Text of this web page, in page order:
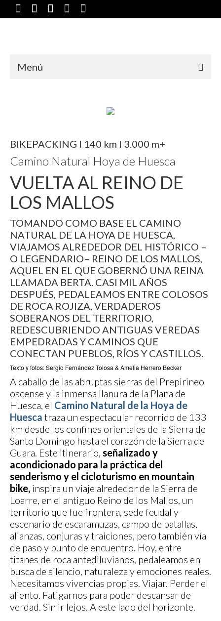
Menú
BIKEPACKING I 140 km I 3.000 m+
Camino Natural Hoya de Huesca
VUELTA AL REINO DE
LOS MALLOS
TOMANDO COMO BASE EL CAMINO
NATURAL DE LA HOYA DE HUESCA,
VIAJAMOS ALREDEDOR DEL HISTÓRICO –
O LEGENDARIO– REINO DE LOS MALLOS,
AQUEL EN EL QUE GOBERNÓ UNA REINA
LLAMADA BERTA. CASI MIL AÑOS
DESPUÉS, PEDALEAMOS ENTRE COLOSOS
DE ROCA ROJIZA, VERDADEROS
SOBERANOS DEL TERRITORIO,
REDESCUBRIENDO ANTIGUAS VEREDAS
EMPEDRADAS Y CAMINOS QUE
CONECTAN PUEBLOS, RÍOS Y CASTILLOS.
Texto y fotos: Sergio Fernández Tolosa & Amelia Herrero Becker
A caballo de las abruptas sierras del Prepirineo
oscense y la inmensa llanura de la Plana de
Huesca, el Camino Natural de la Hoya de
Huesca traza un espectacular recorrido de 133
km desde los confines orientales de la Sierra de
Santo Domingo hasta el corazón de la Sierra de
Guara. Este itinerario, señalizado y
acondicionado para la práctica del
senderismo y el cicloturismo en mountain
bike, inspira un viaje alrededor de la Sierra de
Loarre, en el antiguo Reino de los Mallos, un
territorio que fue frontera, sede feudal y
escenario de escaramuzas, campo de batallas,
alianzas, conjuras y traiciones, pero también vía
de paso y punto de encuentro. Hoy, entre
titanes de roca antediluvianos, pedaleamos en
busca de silencio, naturaleza y emociones reales.
Necesitamos vivencias propias. Viajar. Perder el
aliento. Fatigarnos para poder descansar de
verdad. Sin ir lejos. A este lado del horizonte.